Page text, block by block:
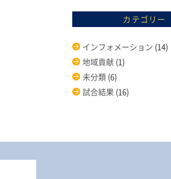
カテゴリー
インフォメーション (14)
地域貢献(1)
未分類(6)
試合結果 (16)